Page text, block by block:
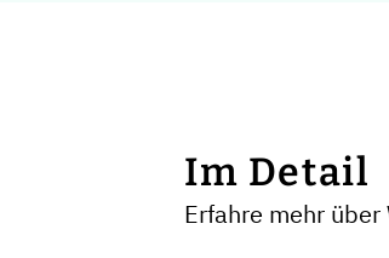
Im Detail
Erfahre mehr